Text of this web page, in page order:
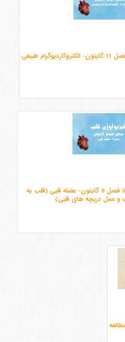
پاورپوینت آموزشی بخش3 فصل 9 گایتون- عضله قلبی (قلب به
و عمل دریچه های قلبی)